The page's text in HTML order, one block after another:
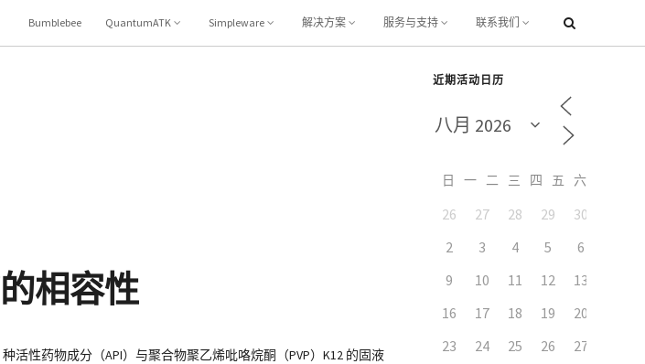
Bumblebee QuantumATK Simpleware 解决方案 服务与支持 联系我们
相容性
活性药物成分（API）与聚合物聚乙烯吡咯烷酮（PVP）K12 的固液
近期活动日历
日 一 二 三 四 五
26 27 28 29 30
2
3 4 5 6
9
10 11 12 13
16
17 18 19 20
23
24 25 26 27